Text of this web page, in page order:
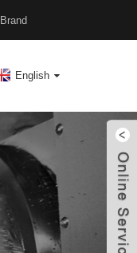
English